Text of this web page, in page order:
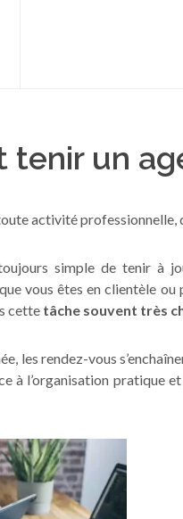
tenir un
activité professionnelle,
simple de tenir à
vous êtes en clientèle
cette tâche souvent très
les rendez-vous
à l’organisation pratique